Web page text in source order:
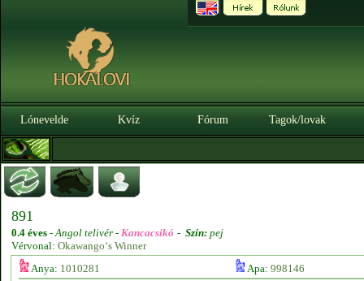
Lónevelde Kvíz Fórum Tagok/lovak
891
0.4 éves -Angol telivér - Kancacsikó - Szín: pej
Vérvonal: Okawango‘s Winner
Anya: 1010281 Apa: 998146